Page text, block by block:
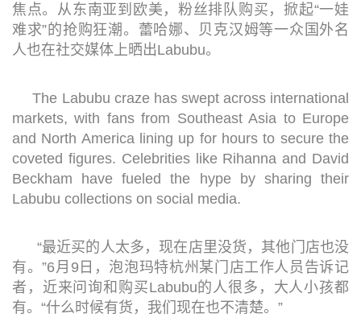
焦点。从东南亚到欧美，粉丝排队购买，掀起“一娃
难求”的抢购狂潮。蕾哈娜、贝克汉姆等一众国外名
人也在社交媒体上晒出Labubu。
The Labubu craze has swept across international
markets, with fans from Southeast Asia to Europe
and North America lining up for hours to secure the
coveted figures. Celebrities like Rihanna and David
Beckham have fueled the hype by sharing their
Labubu collections on social media.
“最近买的人太多，现在店里没货，其他门店也没
有。”6月9日，泡泡玛特杭州某门店工作人员告诉记
者，近来问询和购买Labubu的人很多，大人小孩都
有。“什么时候有货，我们现在也不清楚。”